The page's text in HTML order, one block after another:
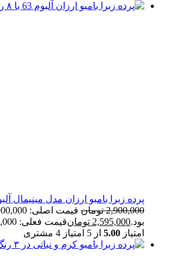
پرده زبرا بامبو ارزان مدل مینیمال آلبوم 63 در ۸
2,900,000 تومان
بود.2,595,000 تومانقیمت فعلی: 2,595,000 تومان.
امتیاز5.00از 5 امتیاز 4 مشتری